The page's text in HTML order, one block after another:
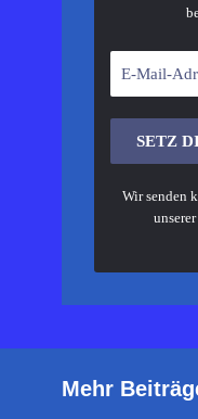
Wir senden
unserer
Mehr